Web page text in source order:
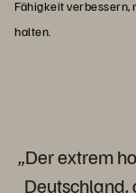
Fähigkeit
halten.
„Der extrem
Deutschland,